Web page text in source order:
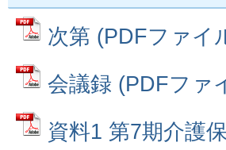
次第 (PDFファイ
会議録 (PDFファ
資料1 第7期介護